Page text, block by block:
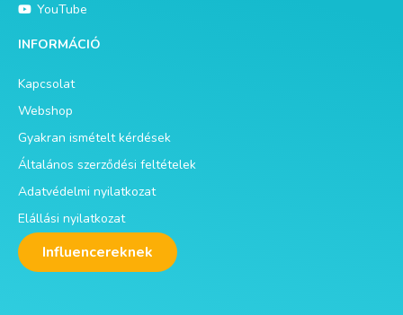
YouTube
INFORMÁCIÓ
Kapcsolat
Webshop
Gyakran ismételt kérdések
Általános szerződési feltételek
Adatvédelmi nyilatkozat
Elállási nyilatkozat
Influencereknek